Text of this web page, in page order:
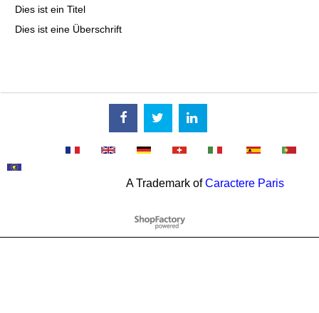
Dies ist ein Titel
Dies ist eine Überschrift
A Trademark ofCaractere Paris
WebShop erstellt mit
ShopFactory Shop